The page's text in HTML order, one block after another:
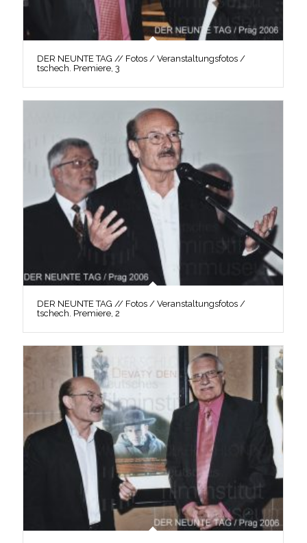
DER NEUNTE TAG // Fotos / Veranstaltungsfotos /
tschech. Premiere, 3
DER NEUNTE TAG // Fotos / Veranstaltungsfotos /
tschech. Premiere, 2